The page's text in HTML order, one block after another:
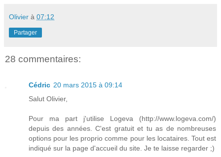
Olivier à 07:12
Partager
28 commentaires:
Cédric 20 mars 2015 à 09:14
Salut Olivier,
Pour ma part j'utilise Logeva (http://www.logeva.com/)
depuis des années. C'est gratuit et tu as de nombreuses
options pour les proprio comme pour les locataires. Tout est
indiqué sur la page d'accueil du site. Je te laisse regarder ;)